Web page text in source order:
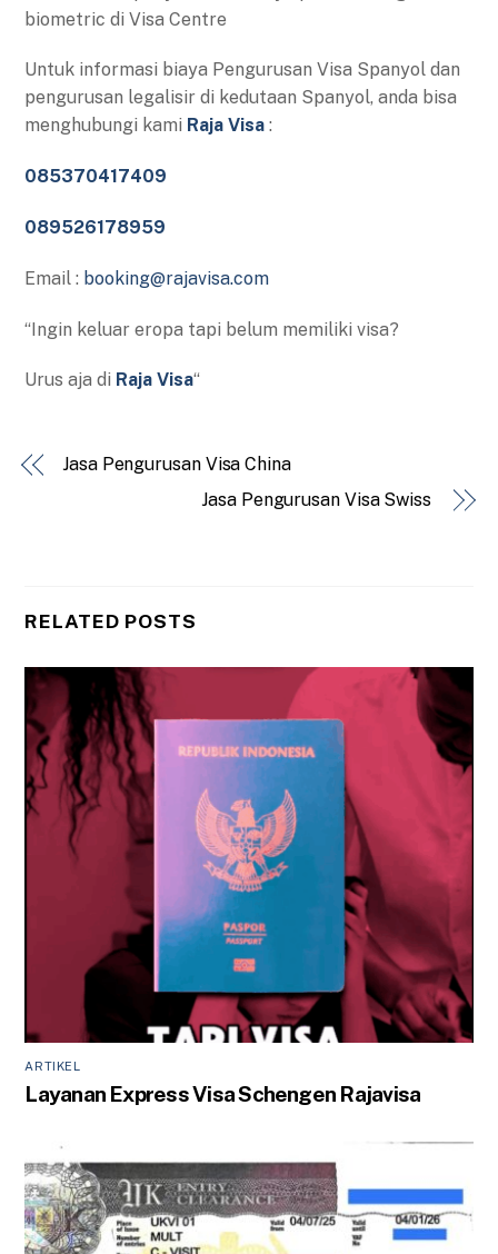
biometric di Visa Centre
Untuk informasi biaya Pengurusan Visa Spanyol dan
pengurusan legalisir di kedutaan Spanyol, anda bisa
menghubungi kami Raja Visa :
085370417409
089526178959
Email : booking@rajavisa.com
“Ingin keluar eropa tapi belum memiliki visa?
Urus aja di Raja Visa“
Jasa Pengurusan Visa China
Jasa Pengurusan Visa Swiss
RELATED POSTS
ARTIKEL
Layanan Express Visa Schengen Rajavisa